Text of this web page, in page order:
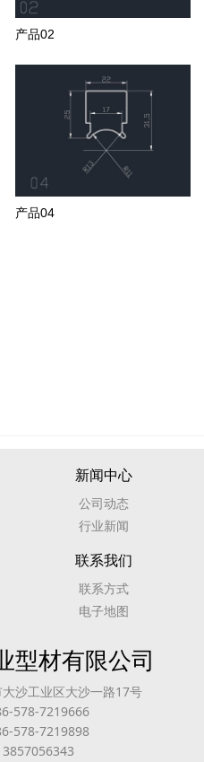
产品02
产品04
新闻中心
公司动态
行业新闻
联系我们
联系方式
电子地图
型材有限公司
沙工业区大沙一路17号
578-7219666
578-7219898